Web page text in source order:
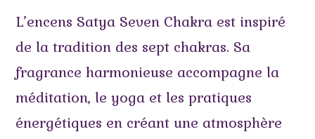
L’encens Satya Seven Chakra est inspiré
de la tradition des sept chakras. Sa
fragrance harmonieuse accompagne la
méditation, le yoga et les pratiques
énergétiques en créant une atmosphère